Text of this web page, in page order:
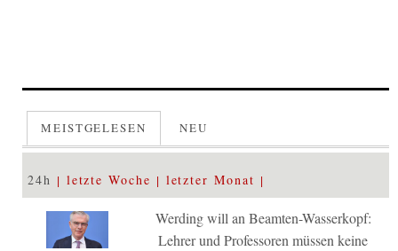
MEISTGELESEN NEU
24h letzte Woche letzter Monat
Werding will an Beamten-Wasserkopf:
Lehrer und Professoren müssen keine